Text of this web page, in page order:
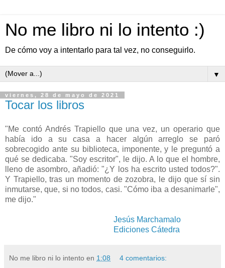
No me libro ni lo intento :)
De cómo voy a intentarlo para tal vez, no conseguirlo.
▼
viernes, 28 de mayo de 2021
Tocar los libros
"Me contó Andrés Trapiello que una vez, un operario que
había ido a su casa a hacer algún arreglo se paró
sobrecogido ante su biblioteca, imponente, y le preguntó a
qué se dedicaba. "Soy escritor", le dijo. A lo que el hombre,
lleno de asombro, añadió: "¿Y los ha escrito usted todos?".
Y Trapiello, tras un momento de zozobra, le dijo que sí sin
inmutarse, que, si no todos, casi. "Cómo iba a desanimarle",
me dijo."
Jesús Marchamalo
Ediciones Cátedra
No me libro ni lo intento en 1:08 4 comentarios: